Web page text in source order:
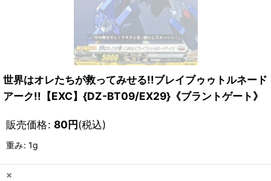
世界はオレたちが救ってみせる!!ブレイブゥゥトルネード
アーク!!【EXC】{DZ-BT09/EX29}《ブラントゲート》
販売価格: 80円(税込)
重み: 1g
×